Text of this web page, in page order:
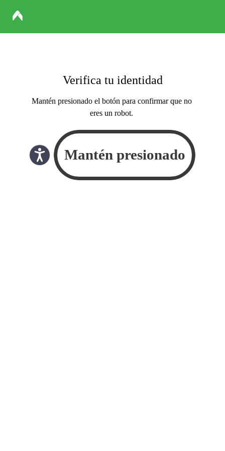
Verifica tu identidad
Mantén presionado el botón para confirmar que no
eres un robot.